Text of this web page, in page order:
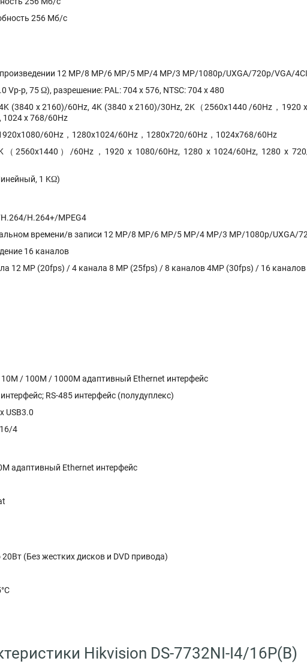
256 Мб/с
12 MP/8 MP/6 MP/5 MP/4 MP/3 MP/1080p/UXGA/720p/VGA/
Vp-p, 75 Ω), разрешение: PAL: 704 x 576, NTSC: 704 x 480
(3840 x 2160)/60Hz, 4K (3840 x 2160)/30Hz, 2K（2560x1440 /60Hz，1920
1024 x 768/60Hz
60Hz，1280x1024/60Hz，1280x720/60Hz，1024x768/60Hz
（2560x1440）/60Hz，1920 x 1080/60Hz, 1280 x 1024/60Hz, 1280 x
1 KΩ)
H.264+/MPEG4
времени/в записи 12 MP/8 MP/6 MP/5 MP/4 MP/3 MP/1080p/UXGA/
16 каналов
12 MP (20fps) / 4 канала 8 MP (25fps) / 8 каналов 4MP (30fps) / 16
/ 100M / 1000M адаптивный Ethernet интерфейс
RS-485 интерфейс (полудуплекс)
USB3.0
4
адаптивный Ethernet интерфейс
(Без жестких дисков и DVD привода)
Hikvision DS-7732NI-I4/16P(B)